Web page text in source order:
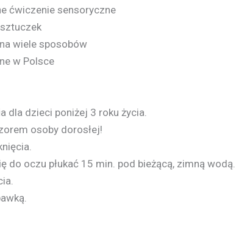
ćwiczenie sensoryczne
wiele sposobów
w Polsce
dla dzieci poniżej 3 roku życia.
osoby dorosłej!
do oczu płukać 15 min. pod bieżącą, zimną wodą.